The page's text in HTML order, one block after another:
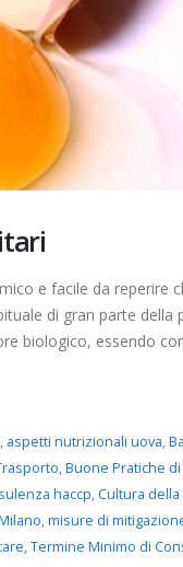
e facile da reperire
di gran parte della
biologico, essendo
, aspetti nutrizionali uova,
,Buone Pratiche
haccp,Cultura
,misure di
,Termine Minimo di